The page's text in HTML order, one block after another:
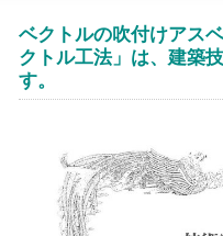
ベクトルの吹付けアス
クトル工法」は、建築
す。